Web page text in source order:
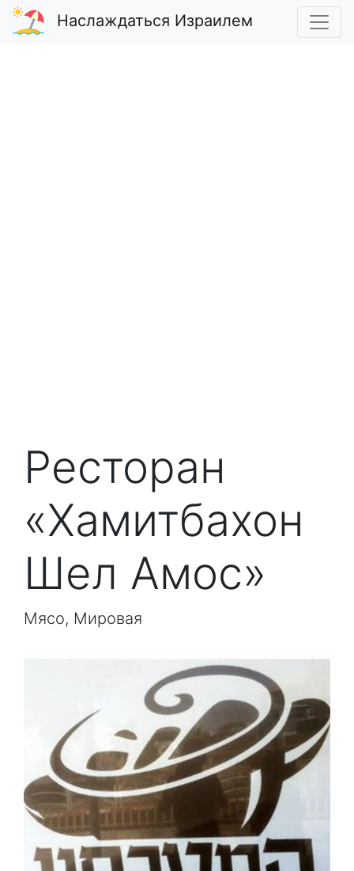
Наслаждаться Израилем
Ресторан
«Хамитбахон
Шел Амос»
Мясо, Мировая